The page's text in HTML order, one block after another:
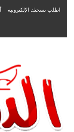
اطلب نسختك الإلكترونية